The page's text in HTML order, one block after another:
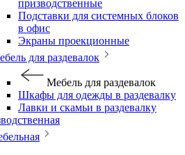
призводственные
Подставки для системных блоков
в офис
Экраны проекционные
для раздевалок
Мебель для раздевалок
Шкафы для одежды в раздевалку
Лавки и скамьи в раздевалку